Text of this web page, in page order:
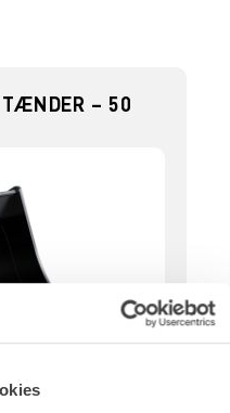
TÆNDER – 50